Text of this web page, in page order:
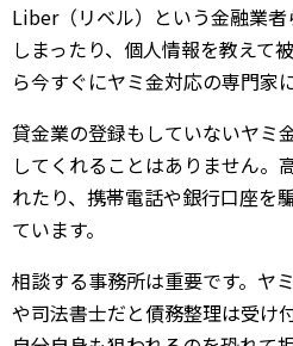
Liber（リベル）という金融業
しまったり、個人情報を教えて
ら今すぐにヤミ金対応の専門家
貸金業の登録もしていないヤミ
してくれることはありません。
れたり、携帯電話や銀行口座を
ています。
相談する事務所は重要です。ヤ
や司法書士だと債務整理は受け